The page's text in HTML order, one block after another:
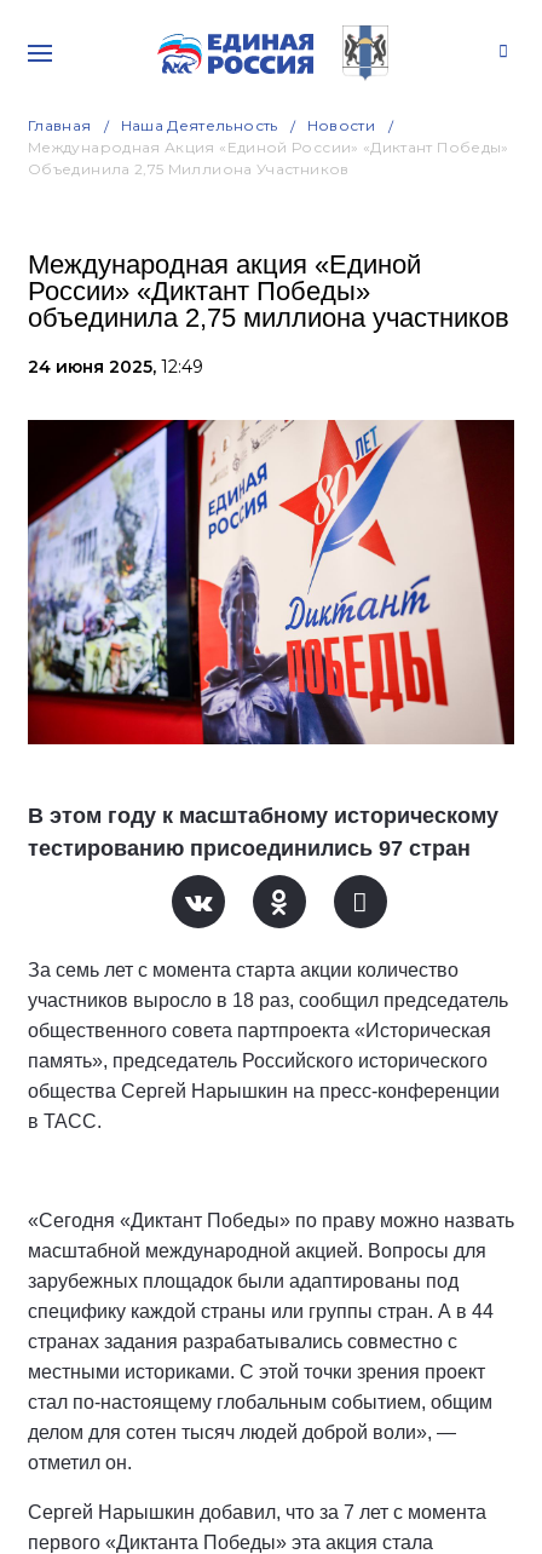
Главная Наша Деятельность
Новости
Международная Акция «Единой России» «Диктант Победы»
Объединила 2,75 Миллиона Участников
Международная акция «Единой
России» «Диктант Победы»
объединила 2,75 миллиона участников
24 июня 2025, 12:49
В этом году к масштабному историческому
тестированию присоединились 97 стран
За семь лет с момента старта акции количество
участников выросло в 18 раз, сообщил председатель
общественного совета партпроекта «Историческая
память», председатель Российского исторического
общества Сергей Нарышкин на пресс-конференции
в ТАСС.
«Сегодня «Диктант Победы» по праву можно назвать
масштабной международной акцией. Вопросы для
зарубежных площадок были адаптированы под
специфику каждой страны или группы стран. А в 44
странах задания разрабатывались совместно с
местными историками. С этой точки зрения проект
стал по-настоящему глобальным событием, общим
делом для сотен тысяч людей доброй воли», —
отметил он.
Сергей Нарышкин добавил, что за 7 лет с момента
первого «Диктанта Победы» эта акция стала